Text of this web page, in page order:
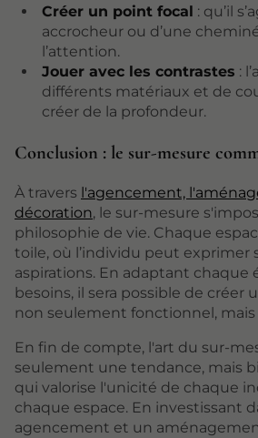
Créer un point focal : qu’il
accrocheur ou d’une
l’attention.
Jouer avec les contrastes :
différents matériaux et de
créer de la profondeur.
Conclusion : le sur-mesure
À travers l'agencement,
décoration, le sur-mesure
philosophie de vie. Chaque
toile, où l’individu peut exprimer
aspirations. En adaptant chaque
besoins, il sera possible de créer
non seulement fonctionnel, mais
En fin de compte, l'art du sur-
seulement une tendance, mais
qui valorise l'unicité de chaque
chaque espace. En investissant
agencement et un